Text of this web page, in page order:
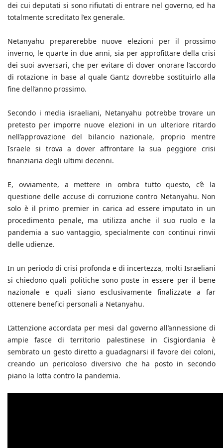
dei cui deputati si sono rifiutati di entrare nel governo, ed ha
totalmente screditato l’ex generale.
Netanyahu preparerebbe nuove elezioni per il prossimo
inverno, le quarte in due anni, sia per approfittare della crisi
dei suoi avversari, che per evitare di dover onorare l’accordo
di rotazione in base al quale Gantz dovrebbe sostituirlo alla
fine dell’anno prossimo.
Secondo i media israeliani, Netanyahu potrebbe trovare un
pretesto per imporre nuove elezioni in un ulteriore ritardo
nell’approvazione del bilancio nazionale, proprio mentre
Israele si trova a dover affrontare la sua peggiore crisi
finanziaria degli ultimi decenni.
E, ovviamente, a mettere in ombra tutto questo, c’è la
questione delle accuse di corruzione contro Netanyahu. Non
solo è il primo premier in carica ad essere imputato in un
procedimento penale, ma utilizza anche il suo ruolo e la
pandemia a suo vantaggio, specialmente con continui rinvii
delle udienze.
In un periodo di crisi profonda e di incertezza, molti Israeliani
si chiedono quali politiche sono poste in essere per il bene
nazionale e quali siano esclusivamente finalizzate a far
ottenere benefici personali a Netanyahu.
L’attenzione accordata per mesi dal governo all’annessione di
ampie fasce di territorio palestinese in Cisgiordania è
sembrato un gesto diretto a guadagnarsi il favore dei coloni,
creando un pericoloso diversivo che ha posto in secondo
piano la lotta contro la pandemia.